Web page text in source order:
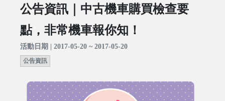
公告資訊｜中古機車購買檢查要
點，非常機車報你知！
活動日期 | 2017-05-20 ~ 2017-05-20
公告資訊